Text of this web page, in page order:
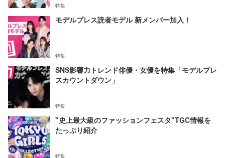
特集
モデルプレス読者モデル 新メンバー加入！
特集
SNS影響力トレンド俳優・女優を特集「モデルプレ
スカウントダウン」
特集
"史上最大級のファッションフェスタ"TGC情報を
たっぷり紹介
特集